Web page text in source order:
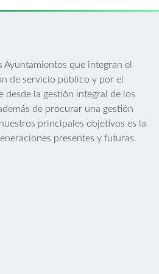
Ayuntamientos que integran el
de servicio público y por el
desde la gestión integral de los
de procurar una gestión
principales objetivos es la
presentes y futuras.